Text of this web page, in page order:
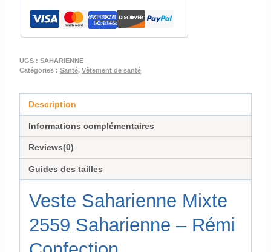
UGS : SAHARIENNE
Catégories : Santé, Vêtement de santé
Description
Informations complémentaires
Reviews(0)
Guides des tailles
Veste Saharienne Mixte
2559 Saharienne – Rémi